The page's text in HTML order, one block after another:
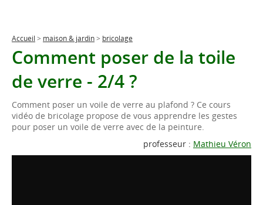
Accueil > maison & jardin> bricolage
Comment poser de la toile
de verre - 2/4 ?
Comment poser un voile de verre au plafond ? Ce cours
vidéo de bricolage propose de vous apprendre les gestes
pour poser un voile de verre avec de la peinture.
professeur : Mathieu Véron